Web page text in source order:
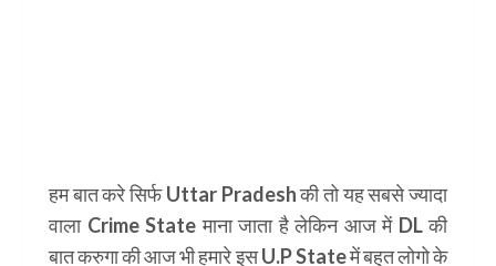
हम बात करे सिर्फUttar Pradeshकी तो यह सबसे ज्यादा
वाला Crime State माना जाता है लेकिन आज में DLकी
बात करुगा की आज भी हमारे इसU.P Stateमें बहुत लोगो के